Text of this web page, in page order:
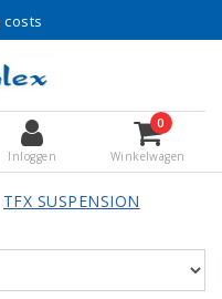
costs
Inloggen
0
Winkelwagen
TFX SUSPENSION